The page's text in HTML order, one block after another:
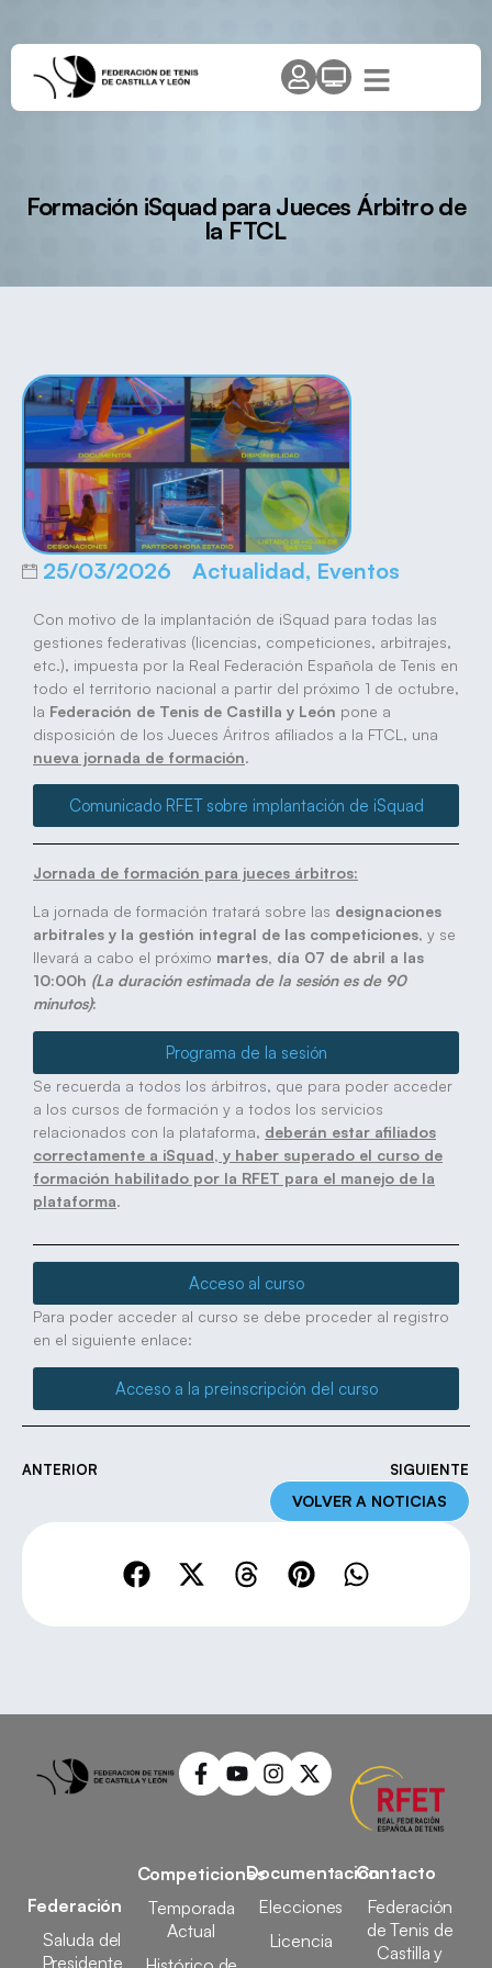
Formación iSquad para Jueces Árbitro de
la FTCL
25/03/2026 Actualidad, Eventos
Con motivo de la implantación de iSquad para todas las
gestiones federativas (licencias, competiciones, arbitrajes,
etc.), impuesta por la Real Federación Española de Tenis en
todo el territorio nacional a partir del próximo 1 de octubre,
la Federación de Tenis de Castilla y León pone a
disposición de los Jueces Áritros afiliados a la FTCL, una
nueva jornada de formación.
Comunicado RFET sobre implantación de iSquad
Jornada de formación para jueces árbitros:
La jornada de formación tratará sobre las designaciones
arbitrales y la gestión integral de las competiciones, y se
llevará a cabo el próximo martes, día 07 de abril a las
10:00h (La duración estimada de la sesión es de 90
minutos):
Programa de la sesión
Se recuerda a todos los árbitros, que para poder acceder
a los cursos de formación y a todos los servicios
relacionados con la plataforma, deberán estar afiliados
correctamente a iSquad, y haber superado el curso de
formación habilitado por la RFET para el manejo de la
plataforma.
Acceso al curso
Para poder acceder al curso se debe proceder al registro
en el siguiente enlace:
Acceso a la preinscripción del curso
ANTERIOR SIGUIENTE
VOLVER A NOTICIAS
Federación
Saluda del
Presidente
Competiciones
Temporada
Actual
Documentación
Elecciones
Licencia
Contacto
Federación
de Tenis de
Castilla y